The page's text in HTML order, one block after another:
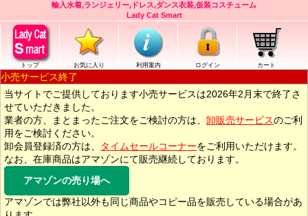
輸入水着,ランジェリー,ドレス,ダンス衣装,仮装コスチューム
Lady Cat Smart
トップ お気に入り 利用案内 ログイン カート
小売サービス終了
当サイトでご提供しております小売サービスは2026年2月末で終了さ
せていただきました。
業者の方、まとまったご注文をご検討の方は、 卸販売サービスのご利
用をご検討ください。
卸会員登録済の方は、
タイムセールコーナーをご利用いただけます。
なお、在庫商品はアマゾンにて販売継続しております。
アマゾンの売り場へ
アマゾンでは弊社以外も同じ商品やコピー品を販売している場合があ